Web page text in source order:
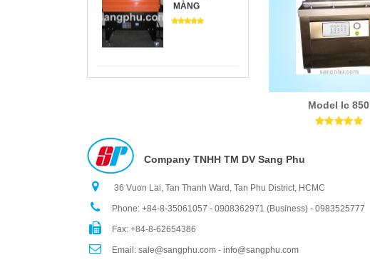
MÀNG
Model Ic 850
Company TNHH TM DV Sang Phu
36 Vuon Lai, Tan Thanh Ward, Tan Phu District, HCMC
Phone: +84-8-35061057 - 0908362971 (Business) - 0983525777
Fax: +84-8-62654386
Email: sale@sangphu.com - info@sangphu.com